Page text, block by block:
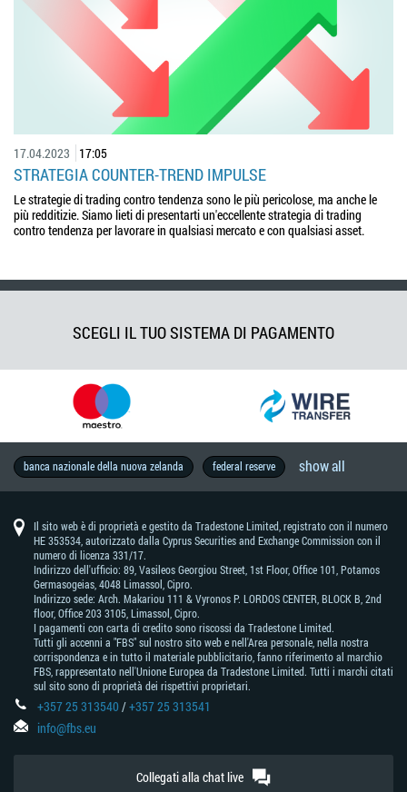
17.04.2023 17:05
STRATEGIA COUNTER-TREND IMPULSE
Le strategie di trading contro tendenza sono le più pericolose, ma anche le
più redditizie. Siamo lieti di presentarti un'eccellente strategia di trading
contro tendenza per lavorare in qualsiasi mercato e con qualsiasi asset.
SCEGLI IL TUO SISTEMA DI PAGAMENTO
banca nazionale della nuova zelanda federal reserve
produzione
opinione
metal
forexfactory
storia
di
successo
brl
brexit
thb
geopolitica
previsioni
di
mercato
7
giorni
materie
prime
economia
vocabolario
del
trader
wall
street
copytrade
programma
ib
di
aud
-
dollaro
intervista
forex
exchange
calendario
economico
strategia
di
trading
chf
-
franco
notizie
europee
elezioni
australia
petrolio
metatrader
rba
-
reserve
of
australia
riunione
della
banca
boj
-
banca
giappone
educazione
forex
stile
di
vita
oro
brent
mxn
forex
indicators
mt4
nzd
-
dollaro
previsioni
di
mercato
jpy
-
yen
idr
u.s.
inflazione
industria
rivenditori
zar
-
rand
cina
analisi
fondamentale
trader
famosi
eur
guerre
commerciali
banca
d'inghilterra
analisi
tecnica
usd
tutti
i
trader
saperlo
trading
sulle
notizie
dow
jones
industrial
cad
-
dollaro
wti
-
west
intermediate
dati
economici
trend
trading
crescita
asia
dax30
formazione
sudafrica
divertimento
brasile
boc
-
banca
canada
tassi
di
interesse
prova
ora
pil
segnali
forex
guadagnare
bce
gbp
taiwan
successo
trump
mercato
azionario
principianti
trading
forex
valute
pbc
-
banca
cinese
abilità
di
trading
prezzi
germania
nfp
motivazione
cnh show all
Il sito web è di proprietà e gestito da Tradestone Limited, registrato con il numero
HE 353534, autorizzato dalla Cyprus Securities and Exchange Commission con il
numero di licenza 331/17.
Indirizzo dell'ufficio: 89, Vasileos Georgiou Street, 1st Floor, Office 101, Potamos
Germasogeias, 4048 Limassol, Cipro.
Indirizzo sede: Arch. Makariou 111 & Vyronos Р. LORDOS CENTER, BLOCK В, 2nd
floor, Office 203 3105, Limassol, Cipro.
I pagamenti con carta di credito sono riscossi da Tradestone Limited.
Tutti gli accenni a "FBS" sul nostro sito web e nell'Area personale, nella nostra
corrispondenza e in tutto il materiale pubblicitario, fanno riferimento al marchio
FBS, rappresentato nell'Unione Europea da Tradestone Limited. Tutti i marchi citati
sul sito sono di proprietà dei rispettivi proprietari.
+357 25 313540/+357 25 313541
info@fbs.eu
Collegati alla chat live